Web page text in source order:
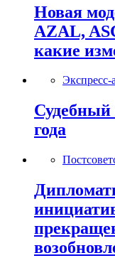
Новая
AZAL,
какие
Экспресс-
Судебный
года